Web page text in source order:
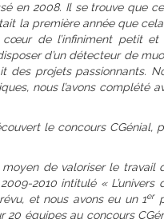
en 2008. Il se trouve que
la première année que
cœur de l’infiniment petit et
d’un détecteur de
des projets passionnants.
nous l’avons complété
le concours CGénial,
moyen de valoriser le travail
2010 intitulé « L’univers
et nous avons eu un 1er
20 équipes au concours